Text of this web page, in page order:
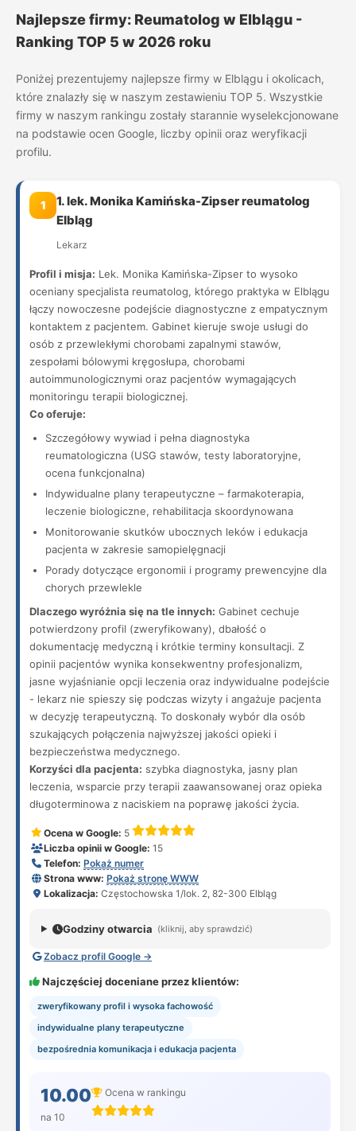
Najlepsze firmy: Reumatolog w Elblągu -
Ranking TOP 5 w 2026 roku
Poniżej prezentujemy najlepsze firmy w Elblągu i okolicach,
które znalazły się w naszym zestawieniu TOP 5. Wszystkie
firmy w naszym rankingu zostały starannie wyselekcjonowane
na podstawie ocen Google, liczby opinii oraz weryfikacji
profilu.
1
1. lek. Monika Kamińska-Zipser reumatolog
Elbląg
Lekarz
Profil i misja: Lek. Monika Kamińska-Zipser to wysoko
oceniany specjalista reumatolog, którego praktyka w Elblągu
łączy nowoczesne podejście diagnostyczne z empatycznym
kontaktem z pacjentem. Gabinet kieruje swoje usługi do
osób z przewlekłymi chorobami zapalnymi stawów,
zespołami bólowymi kręgosłupa, chorobami
autoimmunologicznymi oraz pacjentów wymagających
monitoringu terapii biologicznej.
Co oferuje:
Szczegółowy wywiad i pełna diagnostyka
reumatologiczna (USG stawów, testy laboratoryjne,
ocena funkcjonalna)
Indywidualne plany terapeutyczne – farmakoterapia,
leczenie biologiczne, rehabilitacja skoordynowana
Monitorowanie skutków ubocznych leków i edukacja
pacjenta w zakresie samopielęgnacji
Porady dotyczące ergonomii i programy prewencyjne dla
chorych przewlekle
Dlaczego wyróżnia się na tle innych: Gabinet cechuje
potwierdzony profil (zweryfikowany), dbałość o
dokumentację medyczną i krótkie terminy konsultacji. Z
opinii pacjentów wynika konsekwentny profesjonalizm,
jasne wyjaśnianie opcji leczenia oraz indywidualne podejście
- lekarz nie spieszy się podczas wizyty i angażuje pacjenta
w decyzję terapeutyczną. To doskonały wybór dla osób
szukających połączenia najwyższej jakości opieki i
bezpieczeństwa medycznego.
Korzyści dla pacjenta: szybka diagnostyka, jasny plan
leczenia, wsparcie przy terapii zaawansowanej oraz opieka
długoterminowa z naciskiem na poprawę jakości życia.
Ocena w Google: 5
Liczba opinii w Google: 15
Telefon: Pokaż numer
Strona www: Pokaż stronę WWW
Lokalizacja: Częstochowska 1/lok. 2, 82-300 Elbląg
Godziny otwarcia (kliknij, aby sprawdzić)
Zobacz profil Google →
Najczęściej doceniane przez klientów:
zweryfikowany profil i wysoka fachowość
indywidualne plany terapeutyczne
bezpośrednia komunikacja i edukacja pacjenta
10.00
na 10
Ocena w rankingu